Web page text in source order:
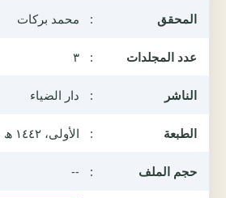
المحقق : محمد بركات
عدد المجلدات : ٣
الناشر : دار الضياء
الطبعة : الأولى، ١٤٤٢ ھ
حجم الملف :
--